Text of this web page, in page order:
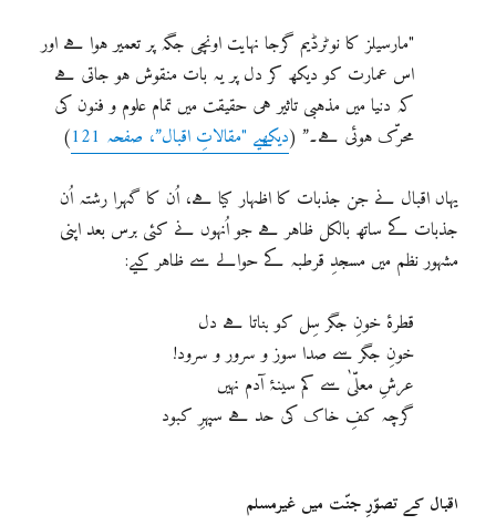
"مارسیلز کا نوٹرڈیم گرجا نہایت اونچی جگہ پر تعمیر ہوا ہے اور
اس عمارت کو دیکھ کر دل پر یہ بات منقوش ہو جاتی ہے
کہ دنیا میں مذہبی تاثیر ہی حقیقت میں تمام علوم و فنون کی
محرّک ہوئی ہے۔” (دیکھیے "مقالاتِ اقبال”، صفحہ 121
)
یہاں اقبال نے جن جذبات کا اظہار کیا ہے، اُن کا گہرا رشتہ اُن
جذبات کے ساتھ بالکل ظاہر ہے جو اُنہوں نے کئی برس بعد اپنی
مشہور نظم میں مسجدِ قرطبہ کے حوالے سے ظاہر کیے:
قطرۂ خونِ جگر سِل کو بناتا ہے دل
خونِ جگر سے صدا سوز و سرور و سرود!
عرشِ معلّیٰ سے کم سینۂ آدم نہیں
گرچہ کفِ خاک کی حد ہے سپہرِ کبود
اقبال کے تصوّرِ جنّت میں غیرمسلم